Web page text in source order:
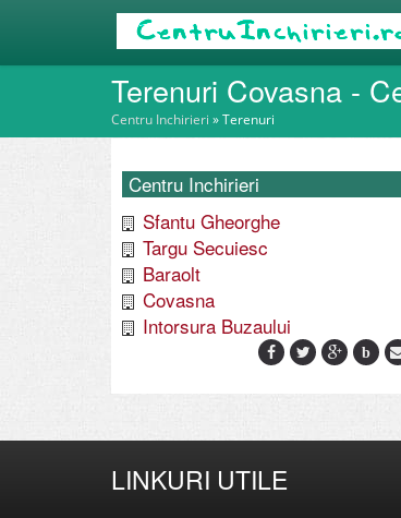
Terenuri Covasna -
Centru Inchirieri »Terenuri
Centru Inchirieri
Sfantu Gheorghe
Targu Secuiesc
Baraolt
Covasna
Intorsura Buzaului
b
LINKURI UTILE